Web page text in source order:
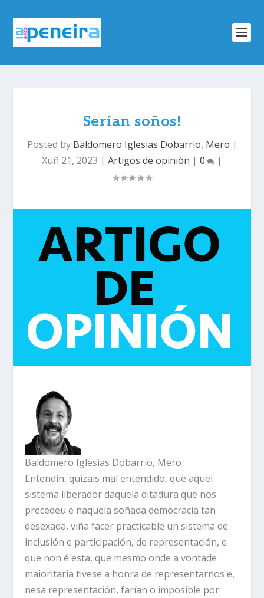
Serían soños!
Posted by Baldomero Iglesias Dobarrio, Mero |
Xuñ 21, 2023 | Artigos de opinión | 0 |
Baldomero Iglesias Dobarrio, Mero
Entendín, quizais mal entendido, que aquel
sistema liberador daquela ditadura que nos
precedeu e naquela soñada democracia tan
desexada, viña facer practicable un sistema de
inclusión e participación, de representación, e
que non é esta, que mesmo onde a vontade
maioritaria tivese a honra de representarnos e,
nesa representación, farían o imposible por